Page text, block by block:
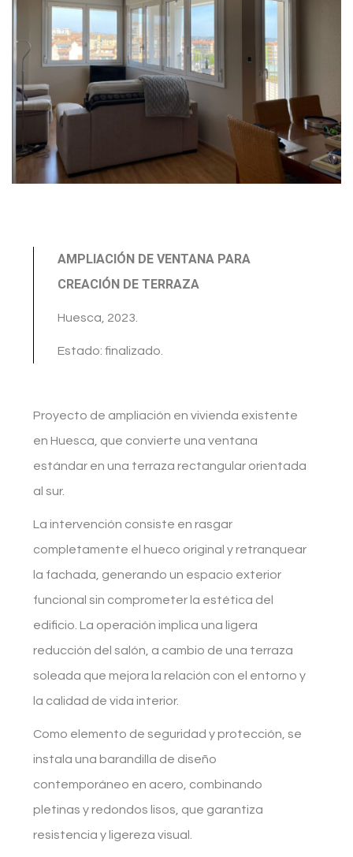
AMPLIACIÓN DE VENTANA PARA
CREACIÓN DE TERRAZA
Huesca, 2023.
Estado: finalizado.
Proyecto de ampliación en vivienda existente
en Huesca, que convierte una ventana
estándar en una terraza rectangular orientada
al sur.
La intervención consiste en rasgar
completamente el hueco original y retranquear
la fachada, generando un espacio exterior
funcional sin comprometer la estética del
edificio. La operación implica una ligera
reducción del salón, a cambio de una terraza
soleada que mejora la relación con el entorno y
la calidad de vida interior.
Como elemento de seguridad y protección, se
instala una barandilla de diseño
contemporáneo en acero, combinando
pletinas y redondos lisos, que garantiza
resistencia y ligereza visual.